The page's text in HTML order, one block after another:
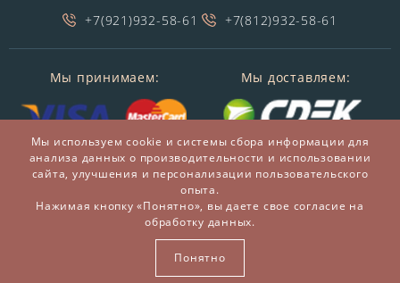
+7(921)932-58-61
+7(812)932-58-61
Мы принимаем: Мы доставляем:
© 2014-2026 БронзаМания -Интернет-магазин
подарков и сувениров из бронзы
ВСЕ ПРАВА ЗАЩИЩЕНЫ BRONZAMANIA.RU®
Мы используем cookie и системы сбора информации для
анализа данных о производительности и использовании
сайта, улучшения и персонализации пользовательского
опыта.
Нажимая кнопку «Понятно», вы даете свое согласие на
обработку данных.
Понятно